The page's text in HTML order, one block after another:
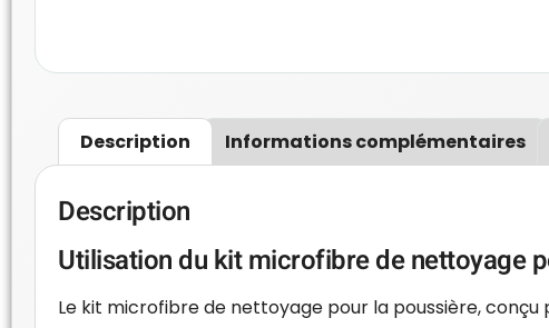
Description Informations complémentaires
Description
Utilisation du kit microfibre de nettoyage
Le kit microfibre de nettoyage pour la poussière,